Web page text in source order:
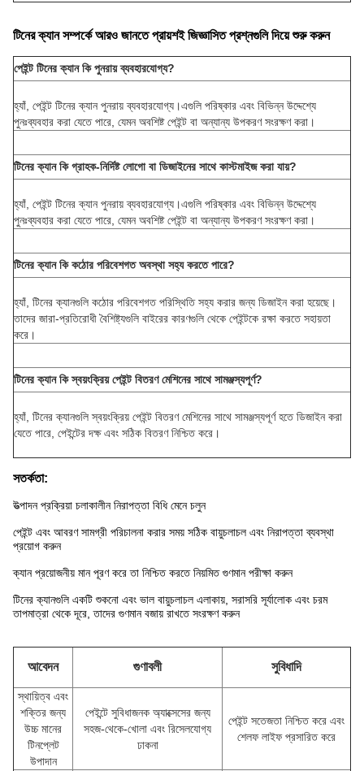
টিনের ক্যান সম্পর্কে আরও জানতে প্রায়শই জিজ্ঞাসিত প্রশ্নগুলি দিয়ে শুরু করুন
পেইন্ট টিনের ক্যান কি পুনরায় ব্যবহারযোগ্য?
হ্যাঁ, পেইন্ট টিনের ক্যান পুনরায় ব্যবহারযোগ্য।এগুলি পরিষ্কার এবং বিভিন্ন উদ্দেশ্যে
পুনঃব্যবহার করা যেতে পারে, যেমন অবশিষ্ট পেইন্ট বা অন্যান্য উপকরণ সংরক্ষণ করা।
টিনের ক্যান কি গ্রাহক-নির্দিষ্ট লোগো বা ডিজাইনের সাথে কাস্টমাইজ করা যায়?
হ্যাঁ, পেইন্ট টিনের ক্যান পুনরায় ব্যবহারযোগ্য।এগুলি পরিষ্কার এবং বিভিন্ন উদ্দেশ্যে
পুনঃব্যবহার করা যেতে পারে, যেমন অবশিষ্ট পেইন্ট বা অন্যান্য উপকরণ সংরক্ষণ করা।
টিনের ক্যান কি কঠোর পরিবেশগত অবস্থা সহ্য করতে পারে?
হ্যাঁ, টিনের ক্যানগুলি কঠোর পরিবেশগত পরিস্থিতি সহ্য করার জন্য ডিজাইন করা হয়েছে।
তাদের জারা-প্রতিরোধী বৈশিষ্ট্যগুলি বাইরের কারণগুলি থেকে পেইন্টকে রক্ষা করতে সহায়তা
করে।
টিনের ক্যান কি স্বয়ংক্রিয় পেইন্ট বিতরণ মেশিনের সাথে সামঞ্জস্যপূর্ণ?
হ্যাঁ, টিনের ক্যানগুলি স্বয়ংক্রিয় পেইন্ট বিতরণ মেশিনের সাথে সামঞ্জস্যপূর্ণ হতে ডিজাইন করা
যেতে পারে, পেইন্টের দক্ষ এবং সঠিক বিতরণ নিশ্চিত করে।
সতর্কতা:
উত্পাদন প্রক্রিয়া চলাকালীন নিরাপত্তা বিধি মেনে চলুন
পেইন্ট এবং আবরণ সামগ্রী পরিচালনা করার সময় সঠিক বায়ুচলাচল এবং নিরাপত্তা ব্যবস্থা
প্রয়োগ করুন
ক্যান প্রয়োজনীয় মান পূরণ করে তা নিশ্চিত করতে নিয়মিত গুণমান পরীক্ষা করুন
টিনের ক্যানগুলি একটি শুকনো এবং ভাল বায়ুচলাচল এলাকায়, সরাসরি সূর্যালোক এবং চরম
তাপমাত্রা থেকে দূরে, তাদের গুণমান বজায় রাখতে সংরক্ষণ করুন
আবেদন গুণাবলী সুবিধাদি
স্থায়িত্ব এবং
শক্তির জন্য
উচ্চ মানের
টিনপ্লেট
উপাদান
পেইন্টে সুবিধাজনক অ্যাক্সেসের জন্য
সহজ-থেকে-খোলা এবং রিসেলযোগ্য
ঢাকনা
পেইন্ট সতেজতা নিশ্চিত করে এবং
শেলফ লাইফ প্রসারিত করে